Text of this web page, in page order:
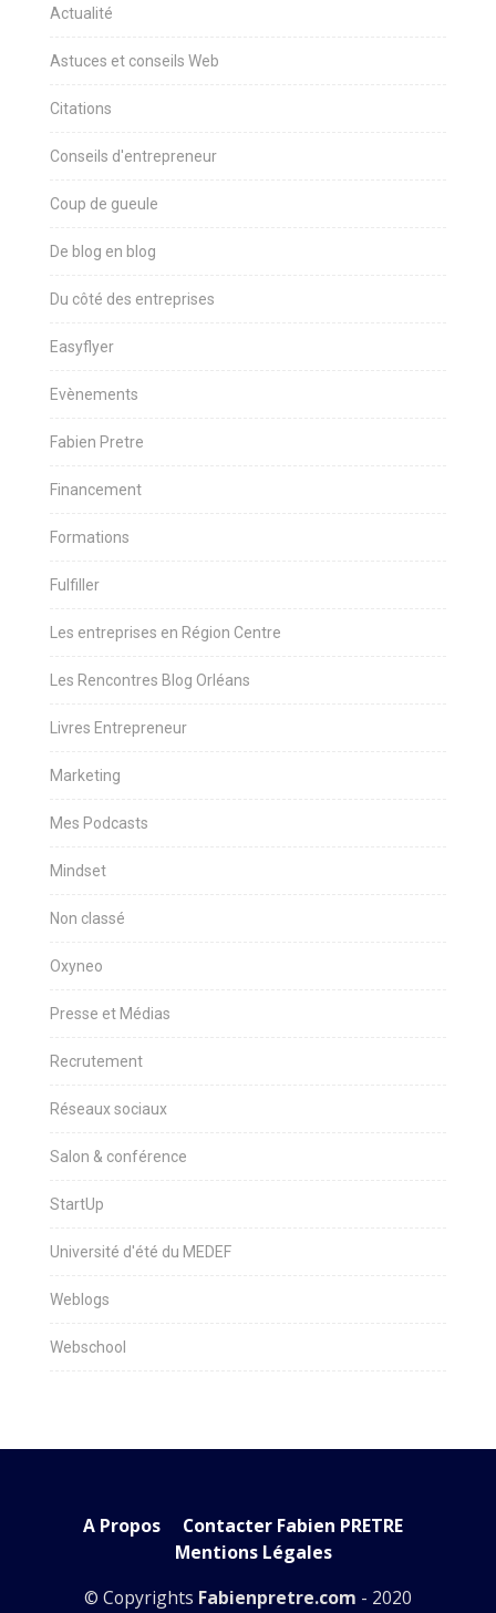
Actualité
Astuces et conseils Web
Citations
Conseils d'entrepreneur
Coup de gueule
De blog en blog
Du côté des entreprises
Easyflyer
Evènements
Fabien Pretre
Financement
Formations
Fulfiller
Les entreprises en Région Centre
Les Rencontres Blog Orléans
Livres Entrepreneur
Marketing
Mes Podcasts
Mindset
Non classé
Oxyneo
Presse et Médias
Recrutement
Réseaux sociaux
Salon & conférence
StartUp
Université d'été du MEDEF
Weblogs
Webschool
A Propos
Contacter Fabien PRETRE
Mentions Légales
© Copyrights Fabienpretre.com - 2020